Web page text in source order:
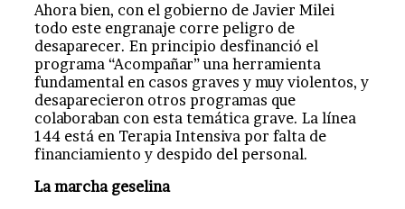
Ahora bien, con el gobierno de Javier Milei
todo este engranaje corre peligro de
desaparecer. En principio desfinanció el
programa “Acompañar” una herramienta
fundamental en casos graves y muy violentos, y
desaparecieron otros programas que
colaboraban con esta temática grave. La línea
144 está en Terapia Intensiva por falta de
financiamiento y despido del personal.
La marcha geselina